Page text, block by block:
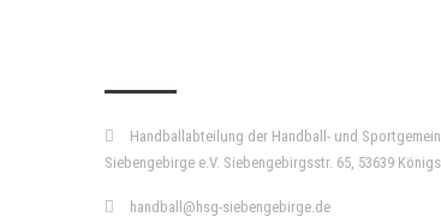
Handballabteilung der Handball- und
Siebengebirge e.V. Siebengebirgsstr. 65, 53639
handball@hsg-siebengebirge.de